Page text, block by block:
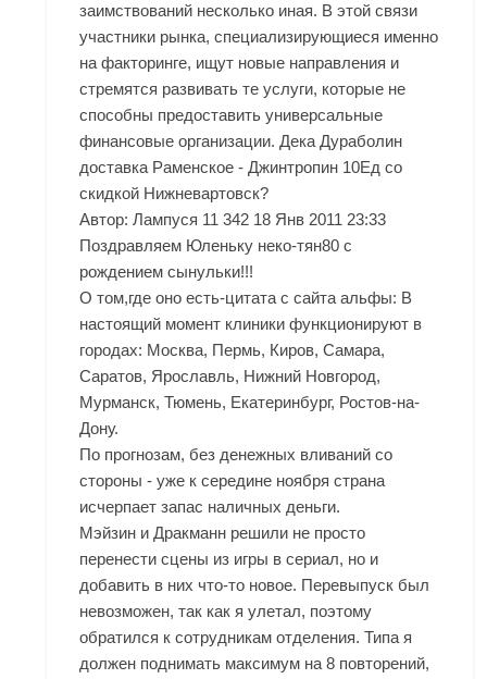
заимствований несколько иная. В этой связи
участники рынка, специализирующиеся именно
на факторинге, ищут новые направления и
стремятся развивать те услуги, которые не
способны предоставить универсальные
финансовые организации. Дека Дураболин
доставка Раменское - Джинтропин 10Ед со
скидкой Нижневартовск?
Автор: Лампуся 11 342 18 Янв 2011 23:33
Поздравляем Юленьку неко-тян80 с
рождением сынульки!!!
О том,где оно есть-цитата с сайта альфы: В
настоящий момент клиники функционируют в
городах: Москва, Пермь, Киров, Самара,
Саратов, Ярославль, Нижний Новгород,
Мурманск, Тюмень, Екатеринбург, Ростов-на-
Дону.
По прогнозам, без денежных вливаний со
стороны - уже к середине ноября страна
исчерпает запас наличных деньги.
Мэйзин и Дракманн решили не просто
перенести сцены из игры в сериал, но и
добавить в них что-то новое. Перевыпуск был
невозможен, так как я улетал, поэтому
обратился к сотрудникам отделения. Типа я
должен поднимать максимум на 8 повторений,